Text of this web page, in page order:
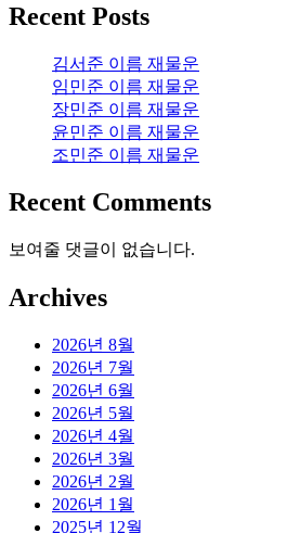
Recent Posts
김서준 이름 재물운
임민준 이름 재물운
장민준 이름 재물운
윤민준 이름 재물운
조민준 이름 재물운
Recent Comments
보여줄 댓글이 없습니다.
Archives
2026년 8월
2026년 7월
2026년 6월
2026년 5월
2026년 4월
2026년 3월
2026년 2월
2026년 1월
2025년 12월